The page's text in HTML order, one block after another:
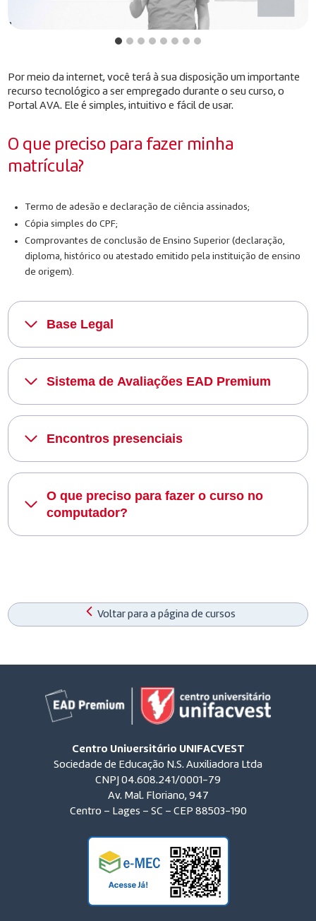
Por meio da internet, você terá à sua disposição um importante
recurso tecnológico a ser empregado durante o seu curso, o
Portal AVA. Ele é simples, intuitivo e fácil de usar.
O que preciso para fazer minha
matrícula?
Termo de adesão e declaração de ciência assinados;
Cópia simples do CPF;
Comprovantes de conclusão de Ensino Superior (declaração,
diploma, histórico ou atestado emitido pela instituição de ensino
de origem).
Base Legal
Sistema de Avaliações EAD Premium
Encontros presenciais
O que preciso para fazer o curso no
computador?
Voltar para a página de cursos
Centro Universitário UNIFACVEST
Sociedade de Educação N.S. Auxiliadora Ltda
CNPJ 04.608.241/0001-79
Av. Mal. Floriano, 947
Centro – Lages – SC – CEP 88503-190